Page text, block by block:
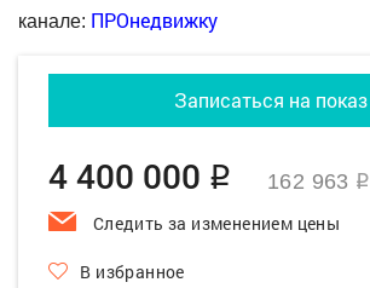
канале: ПРОнедвижку
Записаться на показ
4 400 000 q 162 963 q
Следить за изменением цены
В избранное